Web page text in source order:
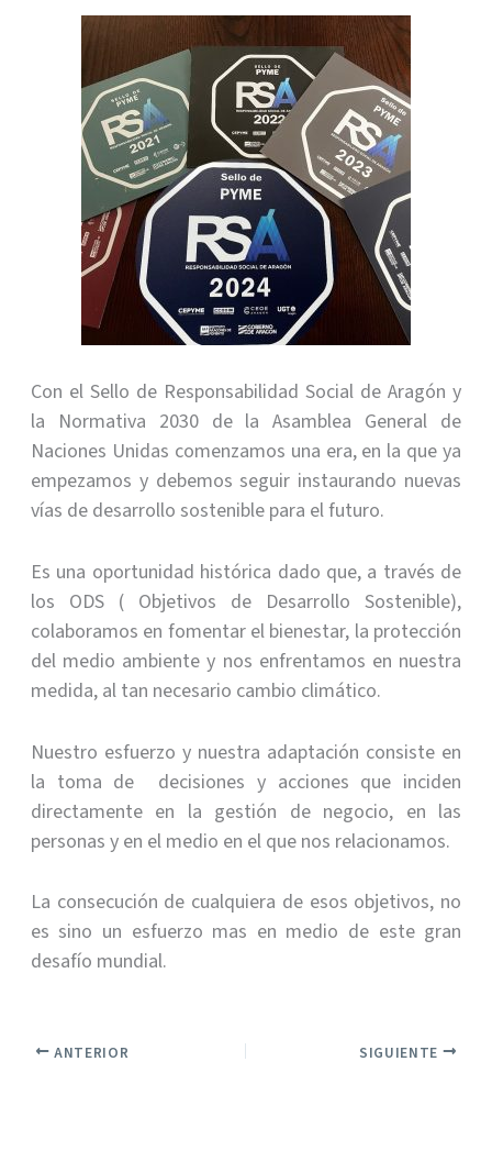
Con el Sello de Responsabilidad Social de Aragón y
la Normativa 2030 de la Asamblea General de
Naciones Unidas comenzamos una era, en la que ya
empezamos y debemos seguir instaurando nuevas
vías de desarrollo sostenible para el futuro.
Es una oportunidad histórica dado que, a través de
los ODS ( Objetivos de Desarrollo Sostenible),
colaboramos en fomentar el bienestar, la protección
del medio ambiente y nos enfrentamos en nuestra
medida, al tan necesario cambio climático.
Nuestro esfuerzo y nuestra adaptación consiste en
la toma de decisiones y acciones que inciden
directamente en la gestión de negocio, en las
personas y en el medio en el que nos relacionamos.
La consecución de cualquiera de esos objetivos, no
es sino un esfuerzo mas en medio de este gran
desafío mundial.
ANTERIOR SIGUIENTE